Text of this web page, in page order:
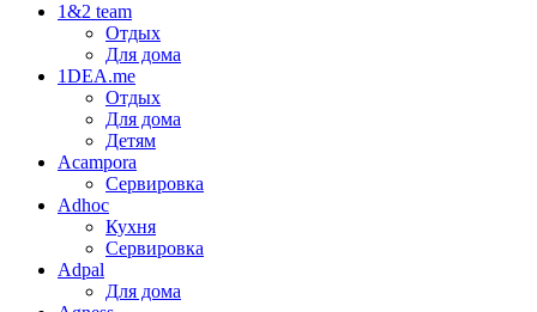
1&2 team
Отдых
Для дома
1DEA.me
Отдых
Для дома
Детям
Acampora
Сервировка
Adhoc
Кухня
Сервировка
Adpal
Для дома